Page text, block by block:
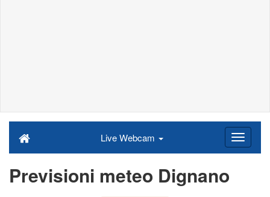
Live Webcam
Previsioni meteo Dignano